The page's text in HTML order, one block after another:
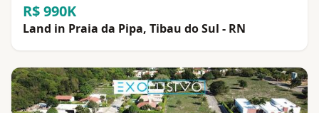
R$ 990K
Land in Praia da Pipa, Tibau do Sul - RN